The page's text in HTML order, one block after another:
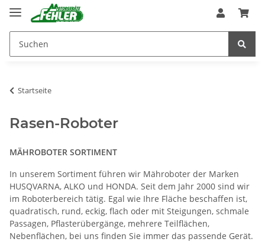
Startseite
Rasen-Roboter
MÄHROBOTER SORTIMENT
In unserem Sortiment führen wir Mähroboter der Marken
HUSQVARNA, ALKO und HONDA. Seit dem Jahr 2000 sind wir
im Roboterbereich tätig. Egal wie Ihre Fläche beschaffen ist,
quadratisch, rund, eckig, flach oder mit Steigungen, schmale
Passagen, Pflasterübergänge, mehrere Teilflächen,
Nebenflächen, bei uns finden Sie immer das passende Gerät.